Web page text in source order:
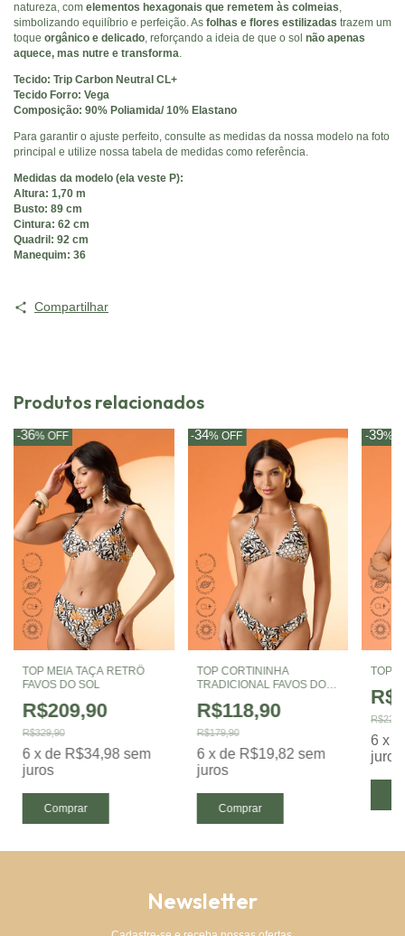
natureza, com elementos hexagonais que remetem às colmeias,
simbolizando equilíbrio e perfeição. As folhas e flores estilizadas trazem um
toque orgânico e delicado, reforçando a ideia de que o sol não apenas
aquece, mas nutre e transforma.
Tecido: Trip Carbon Neutral CL+
Tecido Forro: Vega
Composição: 90% Poliamida/ 10% Elastano
Para garantir o ajuste perfeito, consulte as medidas da nossa modelo na foto
principal e utilize nossa tabela de medidas como referência.
Medidas da modelo (ela veste P):
Altura: 1,70 m
Busto: 89 cm
Cintura: 62 cm
Quadril: 92 cm
Manequim: 36
Compartilhar
Produtos relacionados
TOP MEIA TAÇA RETRÔ
FAVOS DO SOL
R$209,90
-36% OFF
R$329,90
6 x de R$34,98 sem
juros
Comprar
TOP CORTININHA
TRADICIONAL FAVOS DO
R$118,90
-34%OFF
R$179,90
6 x de R$19,82 sem
juros
Comprar
TOP
-39%
6 x
juros
Newsletter